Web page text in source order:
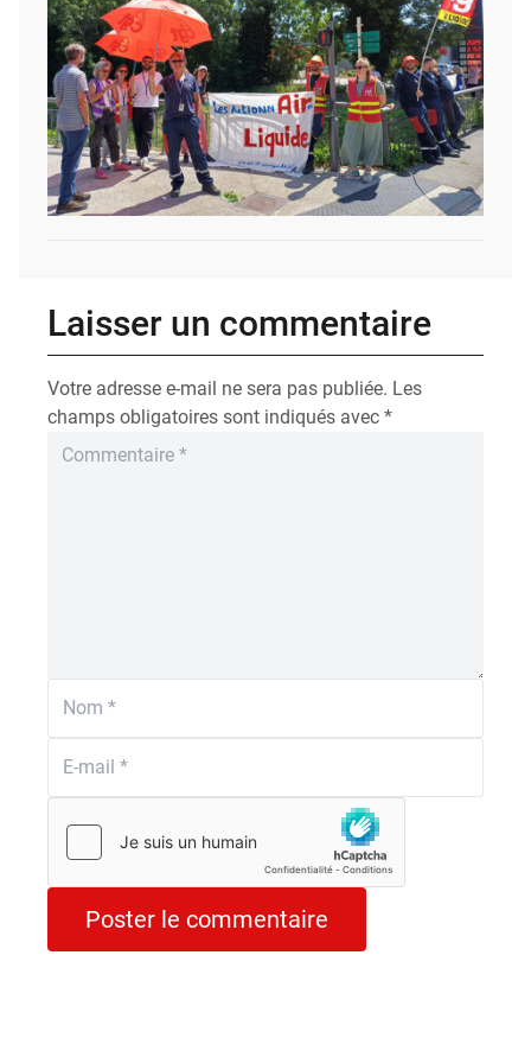
Laisser un commentaire
Votre adresse e-mail ne sera pas publiée. Les
champs obligatoires sont indiqués avec *